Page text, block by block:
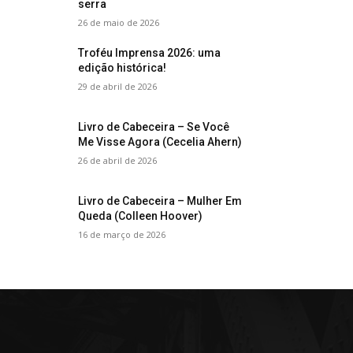
serra
26 de maio de 2026
Troféu Imprensa 2026: uma
edição histórica!
29 de abril de 2026
Livro de Cabeceira – Se Você
Me Visse Agora (Cecelia Ahern)
26 de abril de 2026
Livro de Cabeceira – Mulher Em
Queda (Colleen Hoover)
16 de março de 2026